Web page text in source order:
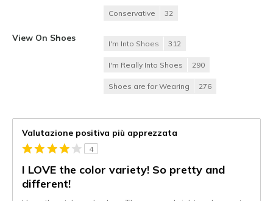
Conservative 32
View On Shoes
I'm Into Shoes 312
I'm Really Into Shoes 290
Shoes are for Wearing 276
Valutazione positiva più apprezzata
4
I LOVE the color variety! So pretty and
different!